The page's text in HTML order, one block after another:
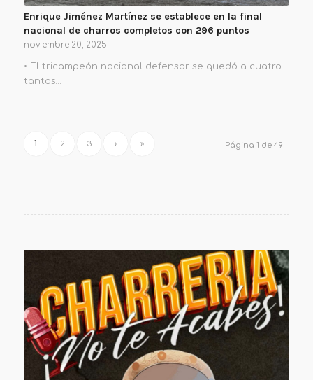
Enrique Jiménez Martínez se establece en la final
nacional de charros completos con 296 puntos
noviembre 20, 2025
• El tricampeón nacional defensor se quedó a cuatro
tantos…
Página 1 de 49
1 2 3 › »